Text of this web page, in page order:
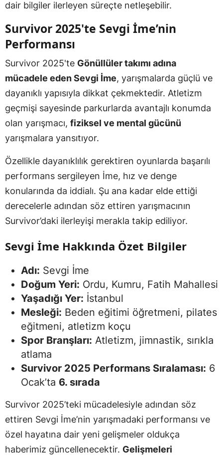
dair bilgiler ilerleyen süreçte netleşebilir.
Survivor 2025'te Sevgi İme’nin
Performansı
Survivor 2025'te Gönüllüler takımı adına
mücadele eden Sevgi İme, yarışmalarda güçlü ve
dayanıklı yapısıyla dikkat çekmektedir. Atletizm
geçmişi sayesinde parkurlarda avantajlı konumda
olan yarışmacı, fiziksel ve mental gücünü
yarışmalara yansıtıyor.
Özellikle dayanıklılık gerektiren oyunlarda başarılı
performans sergileyen İme, hız ve denge
konularında da iddialı. Şu ana kadar elde ettiği
derecelerle adından söz ettiren yarışmacının
Survivor’daki ilerleyişi merakla takip ediliyor.
Sevgi İme Hakkında Özet Bilgiler
Adı: Sevgi İme
Doğum Yeri: Ordu, Kumru, Fatih Mahallesi
Yaşadığı Yer: İstanbul
Mesleği: Beden eğitimi öğretmeni, pilates
eğitmeni, atletizm koçu
Spor Branşları: Atletizm, jimnastik, sırıkla
atlama
Survivor 2025 Performans Sıralaması: 6
Ocak’ta 6. sırada
Survivor 2025’teki mücadelesiyle adından söz
ettiren Sevgi İme’nin yarışmadaki performansı ve
özel hayatına dair yeni gelişmeler oldukça
haberimiz güncellenecektir. Gelişmeleri